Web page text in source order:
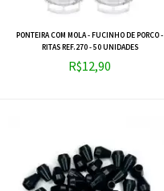
PONTEIRA COM MOLA - FUCINHO DE PORCO -
RITAS REF.270 - 50 UNIDADES
R$12,90